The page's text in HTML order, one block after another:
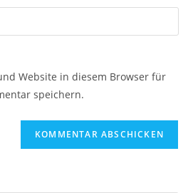
Website in diesem Browser für
speichern.